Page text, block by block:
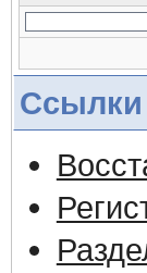
Ссылки